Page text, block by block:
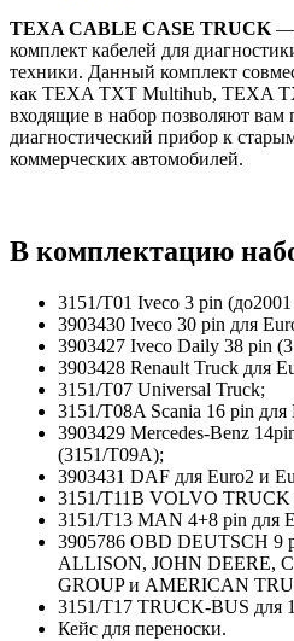
TEXA CABLE CASE TRUCK—
комплект кабелей для
техники. Данный комплект
как TEXA TXT Multihub, TEXA
входящие в набор позволяют вам
диагностический прибор к
коммерческих автомобилей.
В комплектацию
3151/T01 Iveco 3 pin (до2001
3903430 Iveco 30 pin для
3903427 Iveco Daily 38 pin
3903428 Renault Truck для
3151/T07 Universal Truck;
3151/T08A Scania 16 pin
3903429 Mercedes-Benz
(3151/T09А);
3903431 DAF для Euro2 и
3151/T11B VOLVO TRUCK
3151/T13 MAN 4+8 pin для
3905786 OBD DEUTSCH 9
ALLISON, JOHN DEERE,
GROUP и AMERICAN
3151/T17 TRUCK-BUS для
Кейс для переноски.